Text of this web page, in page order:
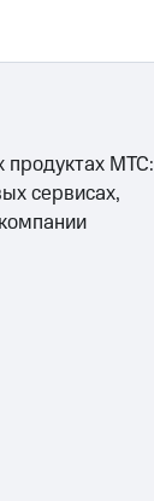
продуктах МТС:
сервисах,